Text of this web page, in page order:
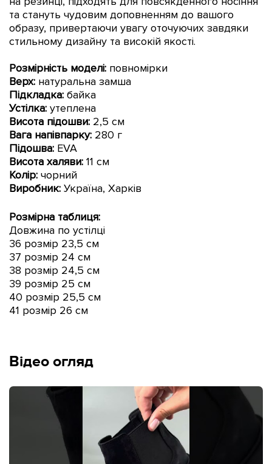
та стануть чудовим доповненням до вашого
образу, привертаючи увагу оточуючих завдяки
стильному дизайну та високій якості.
Розмірність моделі: повномірки
Верх: натуральна замша
Підкладка: байка
Устілка: утеплена
Висота підошви: 2,5 см
Вага напівпарку: 280 г
Підошва: EVA
Висота халяви: 11 см
Колір: чорний
Виробник: Україна, Харків
Розмірна таблиця:
Довжина по устілці
36 розмір 23,5 см
37 розмір 24 см
38 розмір 24,5 см
39 розмір 25 см
40 розмір 25,5 см
41 розмір 26 см
Відео огляд